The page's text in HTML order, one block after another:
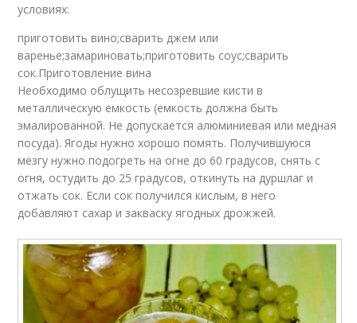
Вино из незрелого
винограда
условиях:
приготовить вино;сварить джем или
варенье;замариновать;приготовить соус;сварить
сок.Приготовление вина
Необходимо облущить несозревшие кисти в
металлическую емкость (емкость должна быть
эмалированной. Не допускается алюминиевая или медная
посуда). Ягоды нужно хорошо помять. Получившуюся
мезгу нужно подогреть на огне до 60 градусов, снять с
огня, остудить до 25 градусов, откинуть на дуршлаг и
отжать сок. Если сок получился кислым, в него
добавляют сахар и закваску ягодных дрожжей.